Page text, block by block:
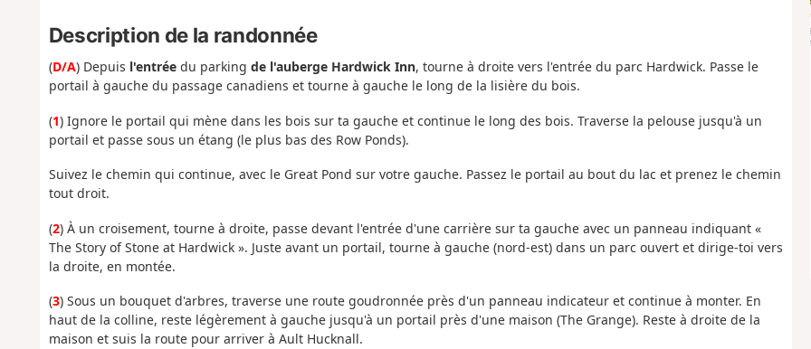
Description de la randonnée
(D/A) Depuis l'entréedu parking de l'auberge Hardwick Inn, tourne à droite vers l'entrée du parc Hardwick. Passe le
portail à gauche du passage canadiens et tourne à gauche le long de la lisière du bois.
(1) Ignore le portail qui mène dans les bois sur ta gauche et continue le long des bois. Traverse la pelouse jusqu'à un
portail et passe sous un étang (le plus bas des Row Ponds).
Suivez le chemin qui continue, avec le Great Pond sur votre gauche. Passez le portail au bout du lac et prenez le chemin
tout droit.
(2) À un croisement, tourne à droite, passe devant l'entrée d'une carrière sur ta gauche avec un panneau indiquant «
The Story of Stone at Hardwick ». Juste avant un portail, tourne à gauche (nord-est) dans un parc ouvert et dirige-toi vers
la droite, en montée.
(3) Sous un bouquet d'arbres, traverse une route goudronnée près d'un panneau indicateur et continue à monter. En
haut de la colline, reste légèrement à gauche jusqu'à un portail près d'une maison (The Grange). Reste à droite de la
maison et suis la route pour arriver à Ault Hucknall.